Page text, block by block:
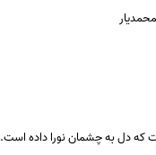
که دل به چشمان نورا داده است.